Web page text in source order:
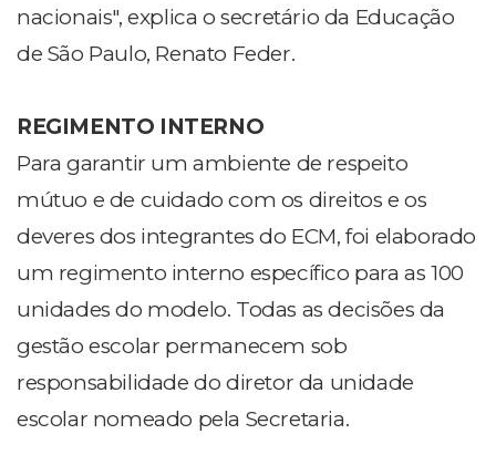
nacionais", explica o secretário da Educação
de São Paulo, Renato Feder.
REGIMENTO INTERNO
Para garantir um ambiente de respeito
mútuo e de cuidado com os direitos e os
deveres dos integrantes do ECM, foi elaborado
um regimento interno específico para as 100
unidades do modelo. Todas as decisões da
gestão escolar permanecem sob
responsabilidade do diretor da unidade
escolar nomeado pela Secretaria.